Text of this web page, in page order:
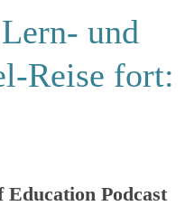
und
Reise fort:
Podcast